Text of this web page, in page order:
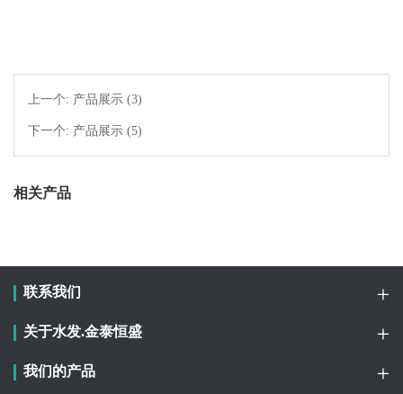
上一个: 产品展示 (3)
下一个: 产品展示 (5)
相关产品
联系我们
关于水发.金泰恒盛
我们的产品